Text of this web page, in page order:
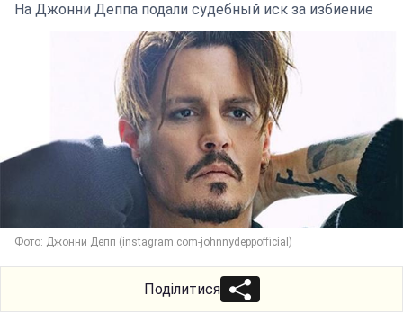
На Джонни Деппа подали судебный иск за избиение
Фото: Джонни Депп (instagram.com-johnnydeppofficial)
Поділитися